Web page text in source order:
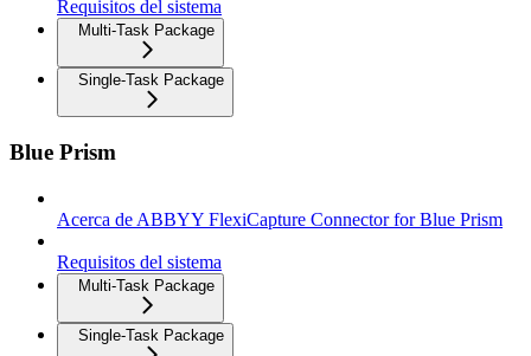
Requisitos del sistema
Multi-Task Package
Single-Task Package
Blue Prism
Acerca de ABBYY FlexiCapture Connector for Blue Prism
Requisitos del sistema
Multi-Task Package
Single-Task Package